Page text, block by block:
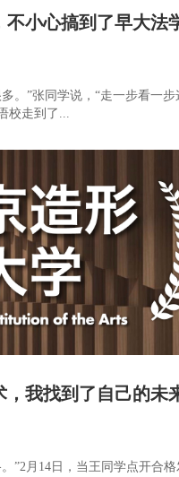
不小心搞到了早大法
。”张同学说，“走一步看一步
校走到了...
，我找到了自己的未
”2月14日，当王同学点开合